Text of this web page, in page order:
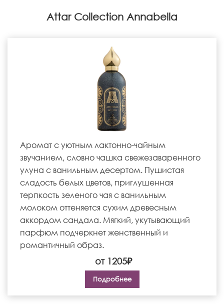
Attar Collection Annabella
Аромат с уютным лактонно-чайным
звучанием, словно чашка свежезаваренного
улуна с ванильным десертом. Пушистая
сладость белых цветов, приглушенная
терпкость зеленого чая с ванильным
молоком оттеняется сухим древесным
аккордом сандала. Мягкий, укутывающий
парфюм подчеркнет женственный и
романтичный образ.
от 1205₽
Подробнее